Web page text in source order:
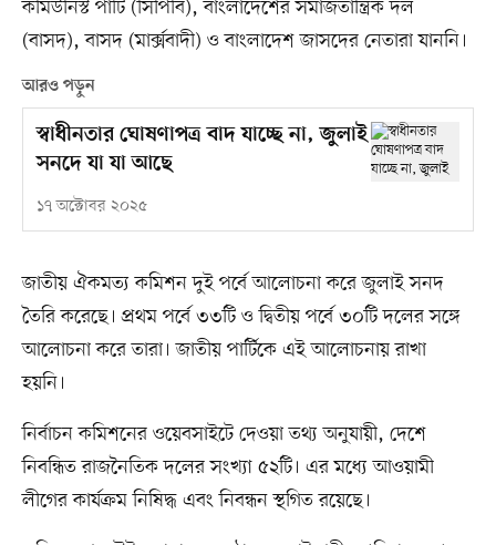
কমিউনিস্ট পার্টি (সিপিবি), বাংলাদেশের সমাজতান্ত্রিক দল
(বাসদ), বাসদ (মার্ক্সবাদী) ও বাংলাদেশ জাসদের নেতারা যাননি।
আরও পড়ুন
স্বাধীনতার ঘোষণাপত্র বাদ যাচ্ছে না, জুলাই
সনদে যা যা আছে
১৭ অক্টোবর ২০২৫
জাতীয় ঐকমত্য কমিশন দুই পর্বে আলোচনা করে জুলাই সনদ
তৈরি করেছে। প্রথম পর্বে ৩৩টি ও দ্বিতীয় পর্বে ৩০টি দলের সঙ্গে
আলোচনা করে তারা। জাতীয় পার্টিকে এই আলোচনায় রাখা
হয়নি।
নির্বাচন কমিশনের ওয়েবসাইটে দেওয়া তথ্য অনুযায়ী, দেশে
নিবন্ধিত রাজনৈতিক দলের সংখ্যা ৫২টি। এর মধ্যে আওয়ামী
লীগের কার্যক্রম নিষিদ্ধ এবং নিবন্ধন স্থগিত রয়েছে।